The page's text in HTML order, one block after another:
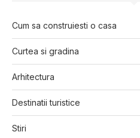
Cum sa construiesti o casa
Curtea si gradina
Arhitectura
Destinatii turistice
Stiri